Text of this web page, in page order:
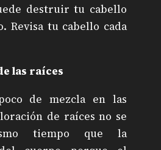
destruir tu cabello
Revisa tu cabello cada
las raíces
de mezcla en las
de raíces no se
tiempo que la